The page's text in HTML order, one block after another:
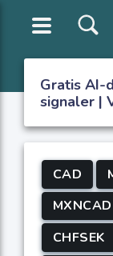
Gratis AI-
signaler |
CAD
MXNCAD
CHFSEK